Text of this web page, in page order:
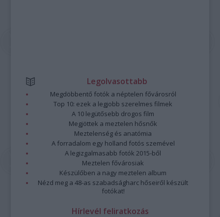
Legolvasottabb
Megdöbbentő fotók a néptelen fővárosról
Top 10: ezek a legjobb szerelmes filmek
A 10 legütősebb drogos film
Megjöttek a meztelen hősnők
Meztelenség és anatómia
A forradalom egy holland fotós szemével
A legizgalmasabb fotók 2015-ből
Meztelen fővárosiak
Készülőben a nagy meztelen album
Nézd meg a 48-as szabadságharc hőseiről készült
fotókat!
Hírlevél feliratkozás